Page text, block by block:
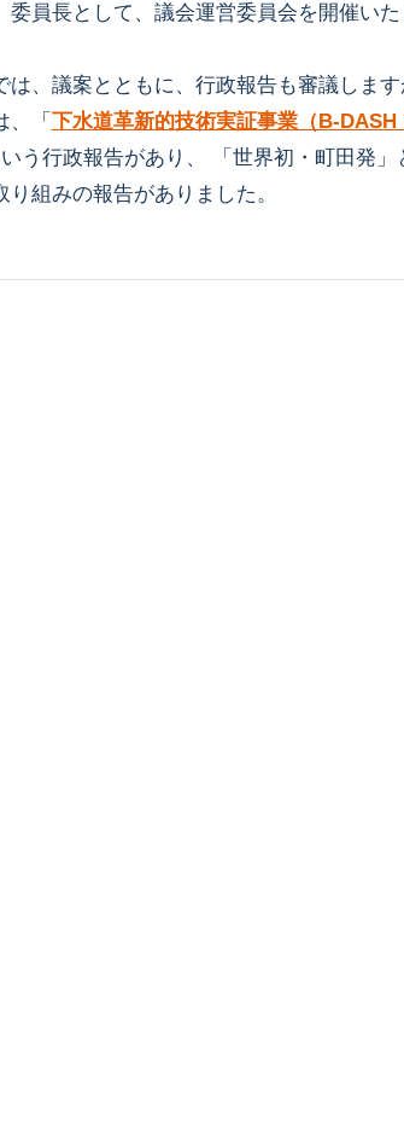
員長として、議会運営委員会を開催いた
、議案とともに、行政報告も審議します
、「 下水道革新的技術実証事業（B-DASH
う行政報告があり、 「世界初・町田発」
り組みの報告がありました。